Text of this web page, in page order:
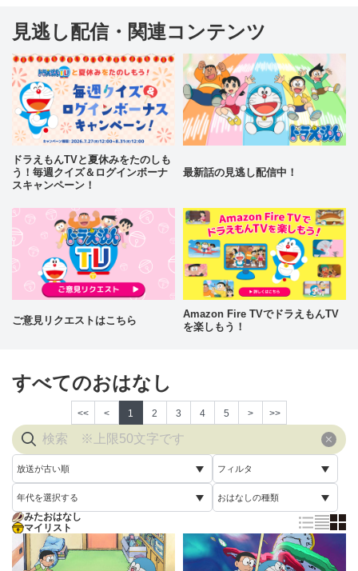
見逃し配信・関連コンテンツ
ドラえもんTVと夏休みをたのしも
う！毎週クイズ＆ログインボーナ
スキャンペーン！
最新話の見逃し配信中！
ご意見リクエストはこちら
Amazon Fire TVでドラえもんTV
を楽しもう！
すべてのおはなし
<< < 1 2 3 4 5 > >>
放送が古い順
放送が古い順
放送が新しい順
配信が古い順
フィルタ
すべて
未視聴
年代を選択する
すべて
2005年
おはなしの種類
通常回
みたおはなし
マイリスト